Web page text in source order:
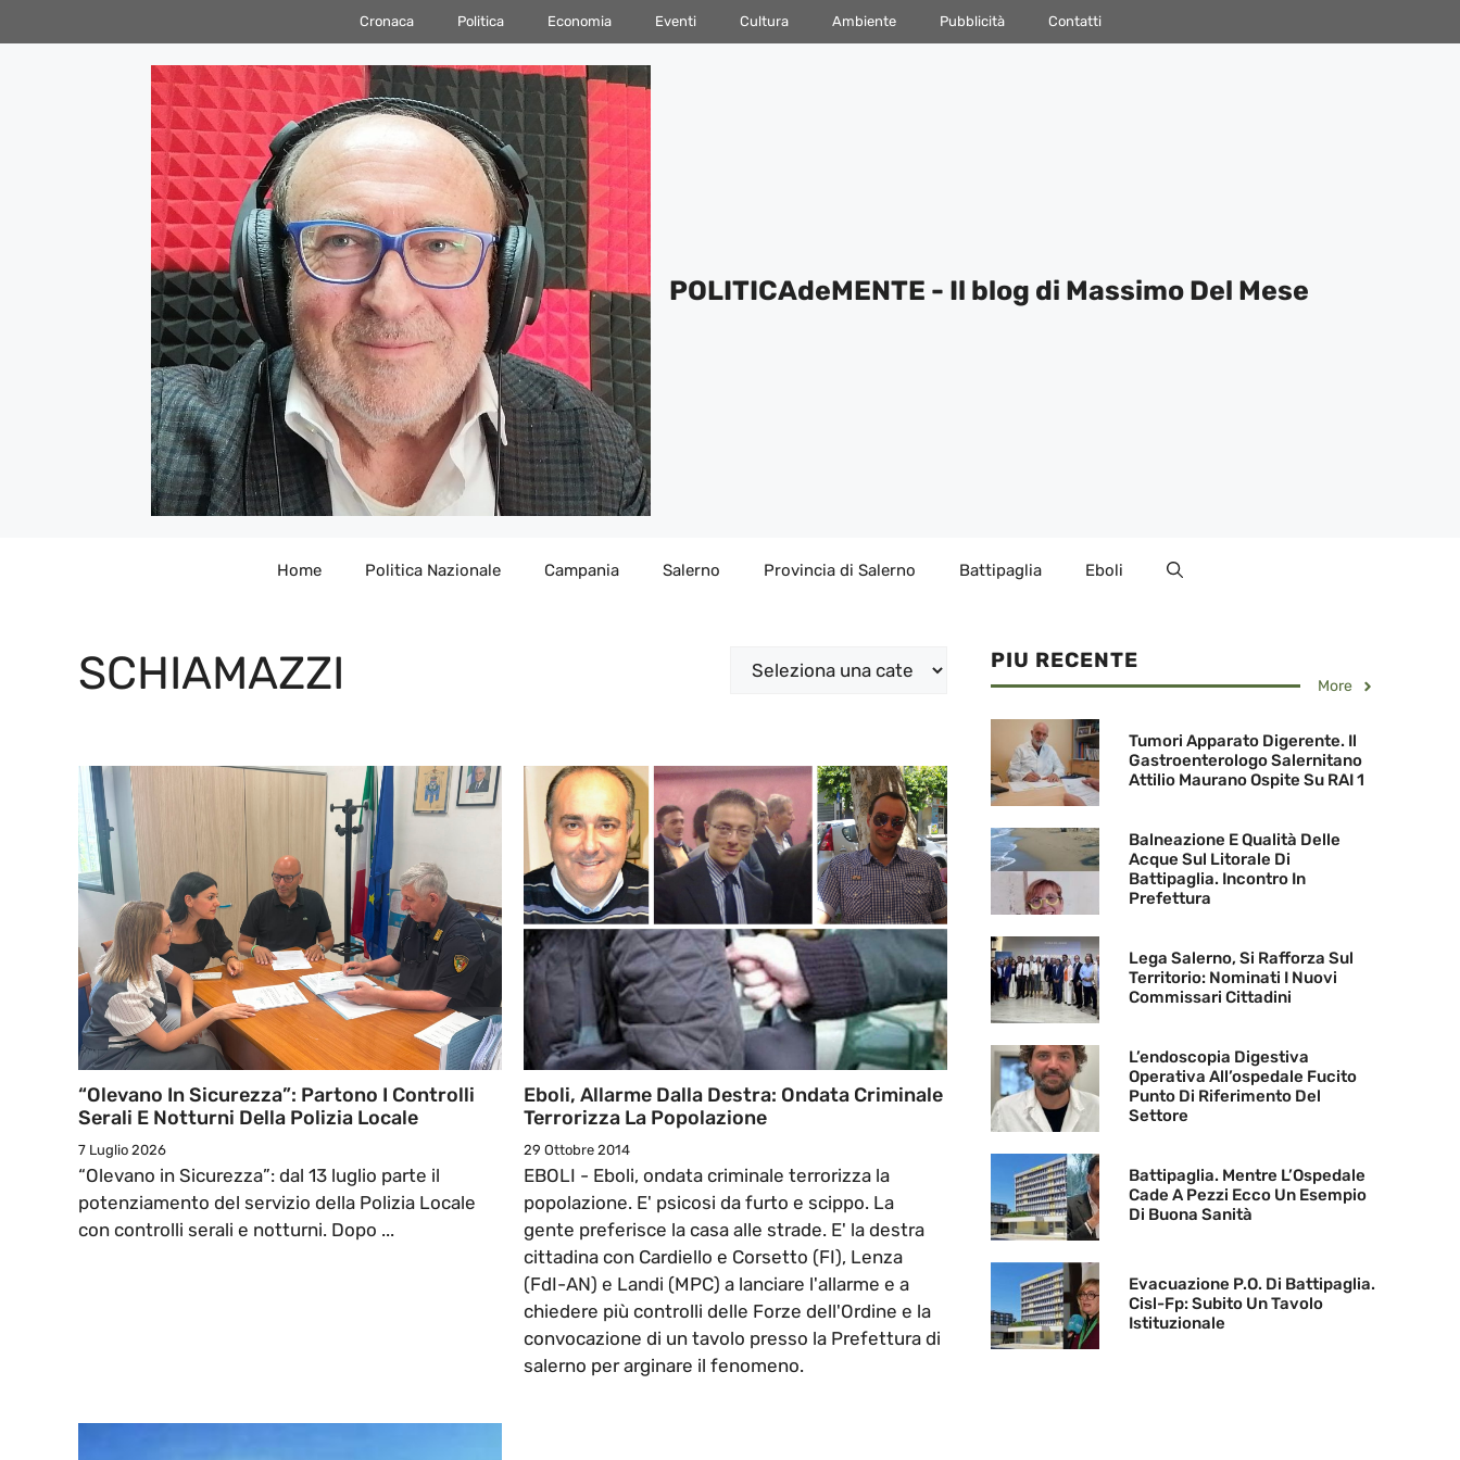
al
Cronaca Politica Economia Eventi Cultura Ambiente Pubblicità Contatti
POLITICAdeMENTE - Il blog di Massimo Del Mese
Home Politica Nazionale Campania Salerno Provincia di Salerno Battipaglia Eboli
SCHIAMAZZI Categorie
“Olevano In Sicurezza”: Partono I Controlli
Serali E Notturni Della Polizia Locale
7 Luglio 2026
“Olevano in Sicurezza”: dal 13 luglio parte il
potenziamento del servizio della Polizia Locale
con controlli serali e notturni. Dopo ...
Eboli, Allarme Dalla Destra: Ondata Criminale
Terrorizza La Popolazione
29 Ottobre 2014
EBOLI - Eboli, ondata criminale terrorizza la
popolazione. E' psicosi da furto e scippo. La
gente preferisce la casa alle strade. E' la destra
cittadina con Cardiello e Corsetto (FI), Lenza
(FdI-AN) e Landi (MPC) a lanciare l'allarme e a
chiedere più controlli delle Forze dell'Ordine e la
convocazione di un tavolo presso la Prefettura di
salerno per arginare il fenomeno.
PIU RECENTE
More
Tumori Apparato Digerente. Il
Gastroenterologo Salernitano
Attilio Maurano Ospite Su RAI 1
Balneazione E Qualità Delle
Acque Sul Litorale Di
Battipaglia. Incontro In
Prefettura
Lega Salerno, Si Rafforza Sul
Territorio: Nominati I Nuovi
Commissari Cittadini
L’endoscopia Digestiva
Operativa All’ospedale Fucito
Punto Di Riferimento Del
Settore
Battipaglia. Mentre L’Ospedale
Cade A Pezzi Ecco Un Esempio
Di Buona Sanità
Evacuazione P.O. Di Battipaglia.
Cisl-Fp: Subito Un Tavolo
Istituzionale